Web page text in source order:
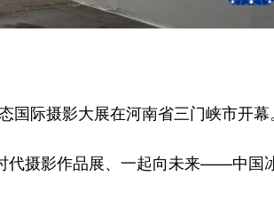
际摄影大展在河南省三门峡市开幕。
摄影作品展、一起向未来——中国